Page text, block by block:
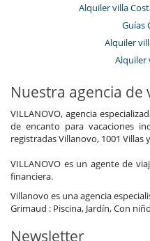
Alquiler villa
Guías
Alquiler
Alquiler
Nuestra agencia de
VILLANOVO, agencia
de encanto para vacaciones
registradas Villanovo, 1001 Villas
VILLANOVO es un agente de
financiera.
Villanovo es una agencia
Grimaud : Piscina, Jardín, Con
Newsletter